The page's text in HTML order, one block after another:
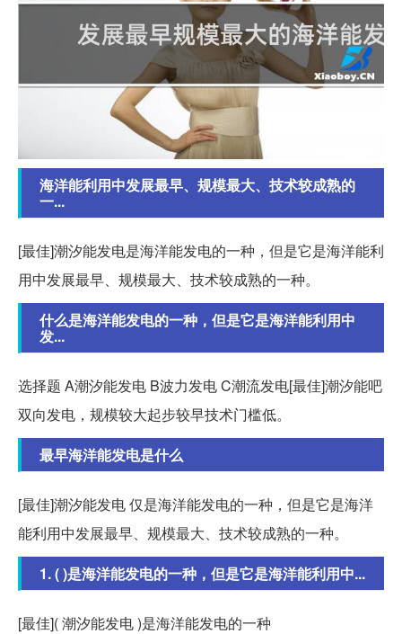
海洋能利用中发展最早、规模最大、技术较成熟的
一...
[最佳]潮汐能发电是海洋能发电的一种，但是它是海洋能利
用中发展最早、规模最大、技术较成熟的一种。
什么是海洋能发电的一种，但是它是海洋能利用中
发...
选择题 A潮汐能发电 B波力发电 C潮流发电[最佳]潮汐能吧
双向发电，规模较大起步较早技术门槛低。
最早海洋能发电是什么
[最佳]潮汐能发电 仅是海洋能发电的一种，但是它是海洋
能利用中发展最早、规模最大、技术较成熟的一种。
1. ( )是海洋能发电的一种，但是它是海洋能利用中...
[最佳]( 潮汐能发电 )是海洋能发电的一种